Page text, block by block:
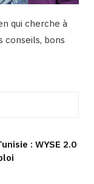
qui cherche à
conseils, bons
: WYSE 2.0